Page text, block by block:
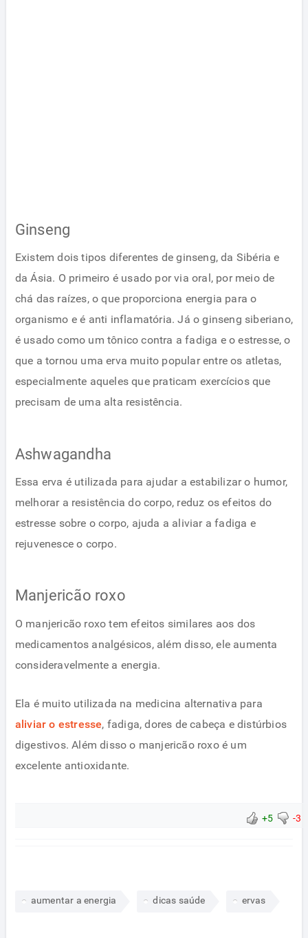
Ginseng
Existem dois tipos diferentes de ginseng, da Sibéria e
da Ásia. O primeiro é usado por via oral, por meio de
chá das raízes, o que proporciona energia para o
organismo e é anti inflamatória. Já o ginseng siberiano,
é usado como um tônico contra a fadiga e o estresse, o
que a tornou uma erva muito popular entre os atletas,
especialmente aqueles que praticam exercícios que
precisam de uma alta resistência.
Ashwagandha
Essa erva é utilizada para ajudar a estabilizar o humor,
melhorar a resistência do corpo, reduz os efeitos do
estresse sobre o corpo, ajuda a aliviar a fadiga e
rejuvenesce o corpo.
Manjericão roxo
O manjericão roxo tem efeitos similares aos dos
medicamentos analgésicos, além disso, ele aumenta
consideravelmente a energia.
Ela é muito utilizada na medicina alternativa para
aliviar o estresse, fadiga, dores de cabeça e distúrbios
digestivos. Além disso o manjericão roxo é um
excelente antioxidante.
+5 -3
aumentar a energia dicas saúde ervas